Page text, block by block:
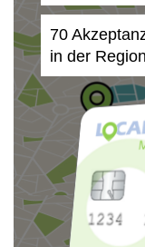
70
in der Region